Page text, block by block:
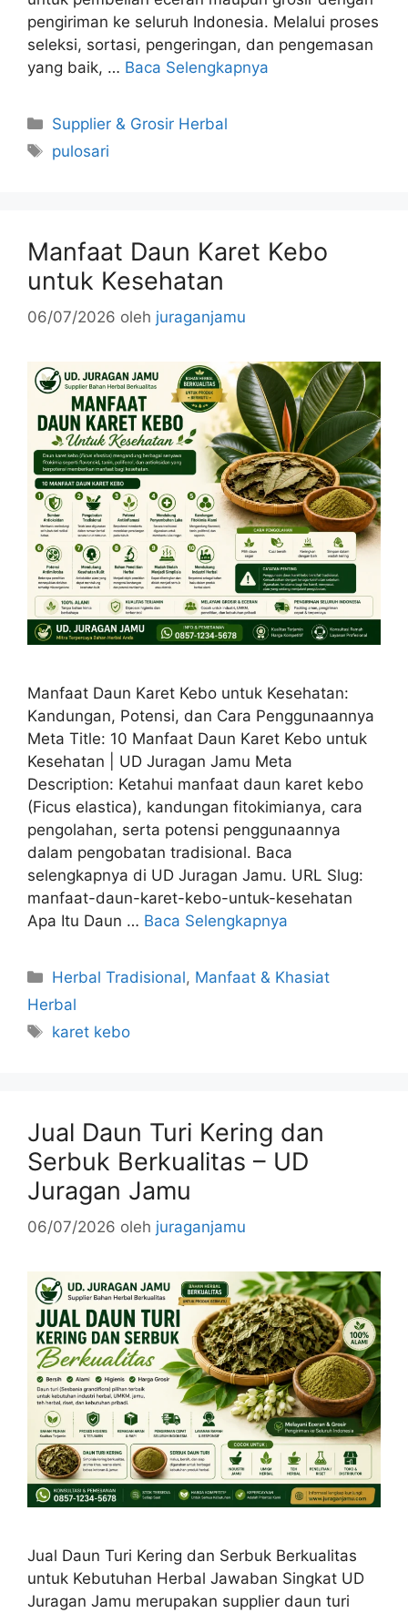
pengiriman ke seluruh Indonesia. Melalui proses
seleksi, sortasi, pengeringan, dan pengemasan
yang baik, … Baca Selengkapnya
Kategori
Supplier & Grosir Herbal
Tag
pulosari
Manfaat Daun Karet Kebo
untuk Kesehatan
06/07/2026 oleh juraganjamu
Manfaat Daun Karet Kebo untuk Kesehatan:
Kandungan, Potensi, dan Cara Penggunaannya
Meta Title: 10 Manfaat Daun Karet Kebo untuk
Kesehatan | UD Juragan Jamu Meta
Description: Ketahui manfaat daun karet kebo
(Ficus elastica), kandungan fitokimianya, cara
pengolahan, serta potensi penggunaannya
dalam pengobatan tradisional. Baca
selengkapnya di UD Juragan Jamu. URL Slug:
manfaat-daun-karet-kebo-untuk-kesehatan
Apa Itu Daun … Baca Selengkapnya
Kategori
Herbal Tradisional, Manfaat & Khasiat
Herbal
Tag
karet kebo
Jual Daun Turi Kering dan
Serbuk Berkualitas – UD
Juragan Jamu
06/07/2026 oleh juraganjamu
Jual Daun Turi Kering dan Serbuk Berkualitas
untuk Kebutuhan Herbal Jawaban Singkat UD
Juragan Jamu merupakan supplier daun turi